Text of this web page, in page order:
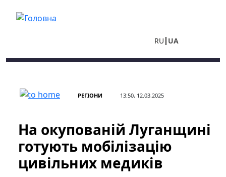
RU UA
РЕГІОНИ 13:50, 12.03.2025
На окупованій Луганщині
готують мобілізацію
цивільних медиків